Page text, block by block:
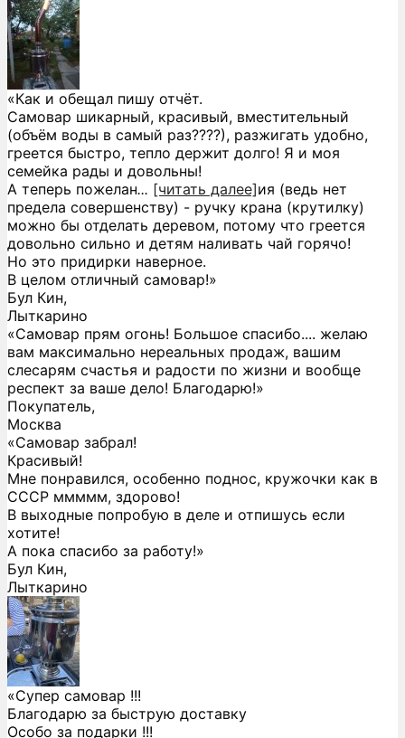
«Как и обещал пишу отчёт.
Самовар шикарный, красивый, вместительный
(объём воды в самый раз????), разжигать удобно,
греется быстро, тепло держит долго! Я и моя
семейка рады и довольны!
А теперь пожелан... [читать далее]ия (ведь нет
предела совершенству) - ручку крана (крутилку)
можно бы отделать деревом, потому что греется
довольно сильно и детям наливать чай горячо!
Но это придирки наверное.
В целом отличный самовар!»
Бул Кин,
Лыткарино
«Самовар прям огонь! Большое спасибо.... желаю
вам максимально нереальных продаж, вашим
слесарям счастья и радости по жизни и вообще
респект за ваше дело! Благодарю!»
Покупатель,
Москва
«Самовар забрал!
Красивый!
Мне понравился, особенно поднос, кружочки как в
СССР ммммм, здорово!
В выходные попробую в деле и отпишусь если
хотите!
А пока спасибо за работу!»
Бул Кин,
Лыткарино
«Супер самовар !!!
Благодарю за быструю доставку
Особо за подарки !!!